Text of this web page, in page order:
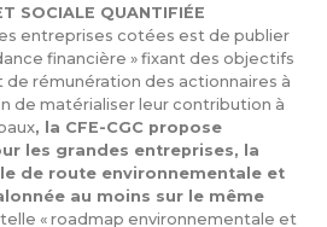
SOCIALE QUANTIFIÉE
entreprises cotées est de publier
financière » fixant des objectifs
rémunération des actionnaires à
de matérialiser leur contribution à
, la CFE-CGC propose
les grandes entreprises, la
de route environnementale et
au moins sur le même
telle « roadmap environnementale et